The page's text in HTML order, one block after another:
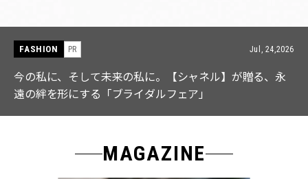
FASHION PR Jul, 15,2026
【ICB】人気インフルエンサーと共同制作! 週5で着たく
なる「名品ブラウス」２選
MAGAZINE